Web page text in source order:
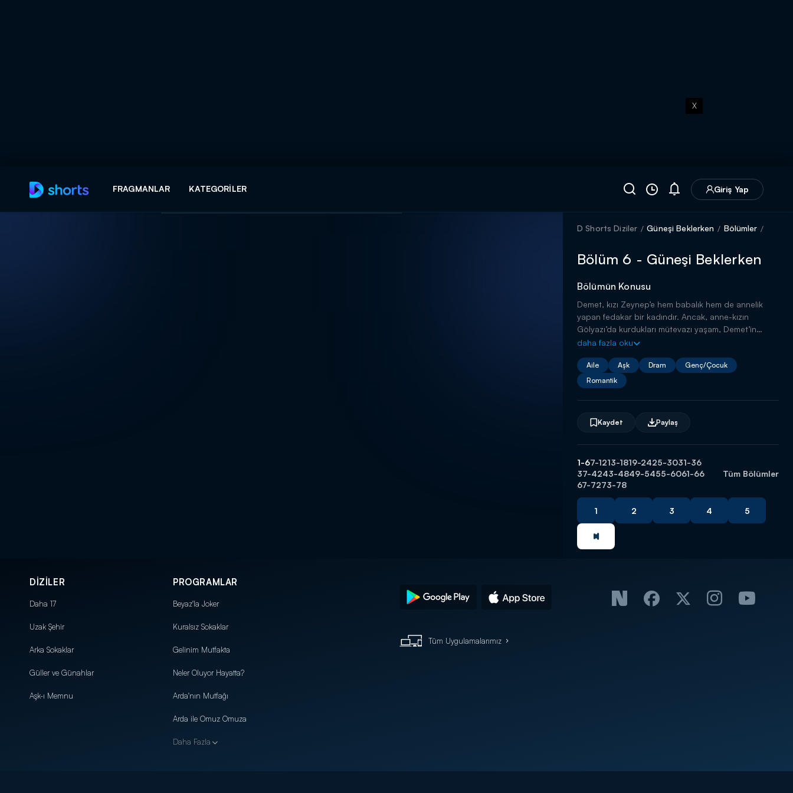
X
FRAGMANLAR KATEGORILER Giriş Yap
D Shorts Diziler Güneşi Beklerken Bölümler
Bölüm 6 - Güneşi Beklerken
Bölümün Konusu
Demet, kızı Zeynep’e hem babalık hem de annelik
yapan fedakar bir kadındır. Ancak, anne-kızın
Gölyazı’da kurdukları mütevazı yaşam, Demet’in
işlettiği dükkanın iflası ile altüst olur.
daha fazla oku
Aile Aşk Dram
Genç/Çocuk
Romantik
Kaydet Paylaş
1-67-1213-1819-2425-3031-36
37-4243-4849-5455-6061-66
67-7273-78
Tüm Bölümler
1 2 3 4 5
DİZİLER
Daha 17
Uzak Şehir
Arka Sokaklar
Güller ve Günahlar
Aşk-ı Memnu
PROGRAMLAR
Beyaz'la Joker
Kuralsız Sokaklar
Gelinim Mutfakta
Neler Oluyor Hayatta?
Arda'nın Mutfağı
Arda ile Omuz Omuza
Daha Fazla
Tüm Uygulamalarımız